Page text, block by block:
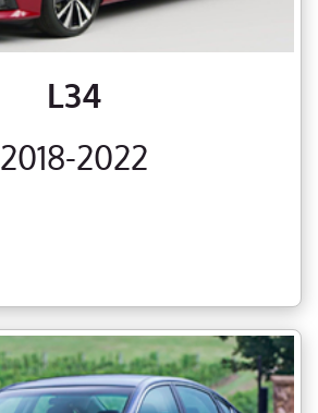
L34
2018-2022